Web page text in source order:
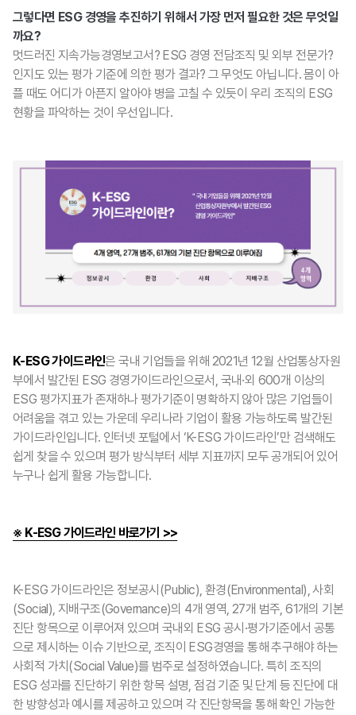
그렇다면 ESG 경영을 추진하기 위해서 가장 먼저 필요한 것은 무엇일
까요?
멋드러진 지속가능경영보고서? ESG 경영 전담조직 및 외부 전문가?
인지도 있는 평가 기준에 의한 평가 결과? 그 무엇도 아닙니다. 몸이 아
플 때도 어디가 아픈지 알아야 병을 고칠 수 있듯이 우리 조직의 ESG
현황을 파악하는 것이 우선입니다.
K-ESG 가이드라인은 국내 기업들을 위해 2021년 12월 산업통상자원
부에서 발간된 ESG 경영가이드라인으로서, 국내·외 600개 이상의
ESG 평가지표가 존재하나 평가기준이 명확하지 않아 많은 기업들이
어려움을 겪고 있는 가운데 우리나라 기업이 활용 가능하도록 발간된
가이드라인입니다. 인터넷 포털에서 ‘K-ESG 가이드라인’만 검색해도
쉽게 찾을 수 있으며 평가 방식부터 세부 지표까지 모두 공개되어 있어
누구나 쉽게 활용 가능합니다.
※ K-ESG 가이드라인 바로가기 >>
K-ESG 가이드라인은 정보공시(Public), 환경(Environmental), 사회
(Social), 지배구조(Governance)의 4개 영역, 27개 범주, 61개의 기본
진단 항목으로 이루어져 있으며 국내외 ESG 공시·평가기준에서 공통
으로 제시하는 이슈 기반으로, 조직이 ESG경영을 통해 추구해야 하는
사회적 가치(Social Value)를 범주로 설정하였습니다. 특히 조직의
ESG 성과를 진단하기 위한 항목 설명, 점검 기준 및 단계 등 진단에 대
한 방향성과 예시를 제공하고 있으며 각 진단항목을 통해 확인 가능한